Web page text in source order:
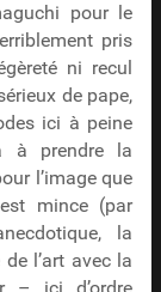
pour le
pris
ni recul
de pape,
ici à peine
à prendre la
l’image que
mince (par
la
l’art avec la